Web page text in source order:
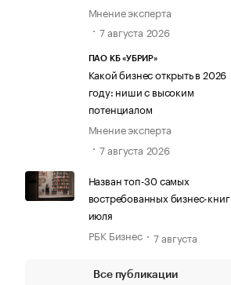
Мнение эксперта
7 августа 2026
ПАО КБ «УБРИР»
Какой бизнес открыть в 2026
году: ниши с высоким
потенциалом
Мнение эксперта
7 августа 2026
Назван топ-30 самых
востребованных бизнес-книг
июля
РБК Бизнес
7 августа
Все публикации